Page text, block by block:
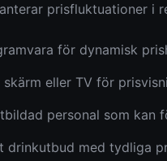
prisfluktuationer i
för dynamisk
skärm eller TV för
personal som kan
drinkutbud med tydliga